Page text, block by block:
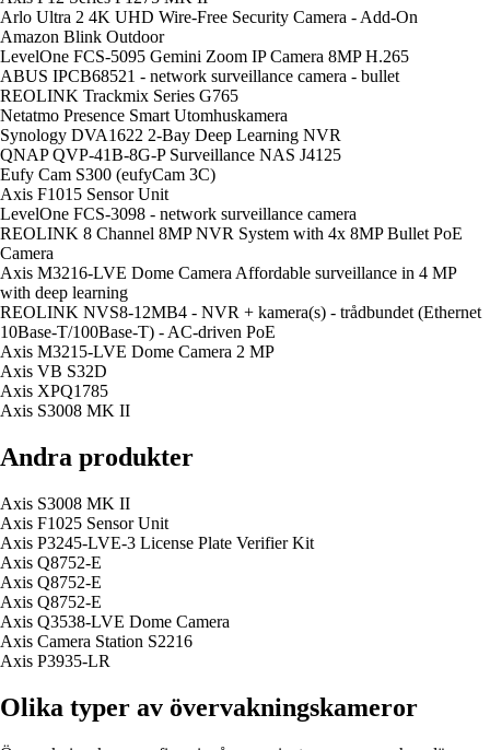
Arlo Ultra 2 4K UHD Wire-Free Security Camera - Add-On
Amazon Blink Outdoor
LevelOne FCS-5095 Gemini Zoom IP Camera 8MP H.265
ABUS IPCB68521 - network surveillance camera - bullet
REOLINK Trackmix Series G765
Netatmo Presence Smart Utomhuskamera
Synology DVA1622 2-Bay Deep Learning NVR
QNAP QVP-41B-8G-P Surveillance NAS J4125
Eufy Cam S300 (eufyCam 3C)
Axis F1015 Sensor Unit
LevelOne FCS-3098 - network surveillance camera
REOLINK 8 Channel 8MP NVR System with 4x 8MP Bullet PoE
Camera
Axis M3216-LVE Dome Camera Affordable surveillance in 4 MP
with deep learning
REOLINK NVS8-12MB4 - NVR + kamera(s) - trådbundet (Ethernet
10Base-T/100Base-T) - AC-driven PoE
Axis M3215-LVE Dome Camera 2 MP
Axis VB S32D
Axis XPQ1785
Axis S3008 MK II
Andra produkter
Axis S3008 MK II
Axis F1025 Sensor Unit
Axis P3245-LVE-3 License Plate Verifier Kit
Axis Q8752-E
Axis Q8752-E
Axis Q8752-E
Axis Q3538-LVE Dome Camera
Axis Camera Station S2216
Axis P3935-LR
Olika typer av övervakningskameror